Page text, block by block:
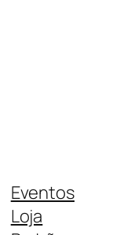
Eventos
Loja